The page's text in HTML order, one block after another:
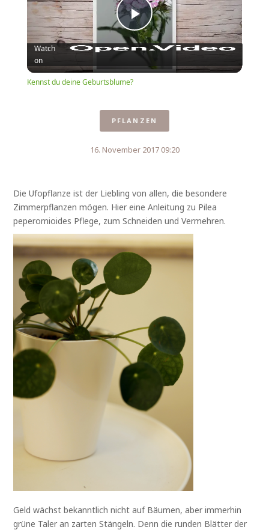
Play
Video
Watch
on
Kennst du deine Geburtsblume?
PFLANZEN
16. November 2017 09:20
Die Ufopflanze ist der Liebling von allen, die besondere
Zimmerpflanzen mögen. Hier eine Anleitung zu Pilea
peperomioides Pflege, zum Schneiden und Vermehren.
Geld wächst bekanntlich nicht auf Bäumen, aber immerhin
grüne Taler an zarten Stängeln. Denn die runden Blätter der